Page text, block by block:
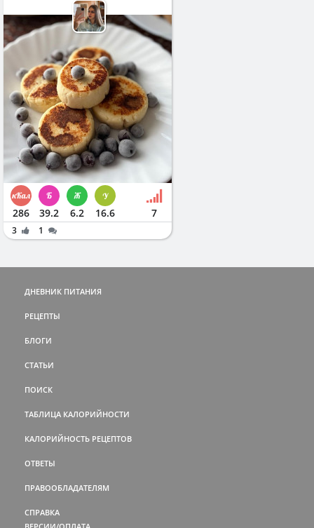
286 39.2 6.2 16.6 7
3 1
ДНЕВНИК ПИТАНИЯ
РЕЦЕПТЫ
БЛОГИ
СТАТЬИ
ПОИСК
ТАБЛИЦА КАЛОРИЙНОСТИ
КАЛОРИЙНОСТЬ РЕЦЕПТОВ
ОТВЕТЫ
ПРАВООБЛАДАТЕЛЯМ
СПРАВКА